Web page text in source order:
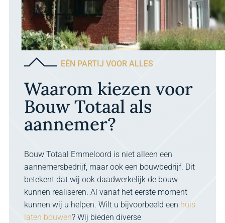
EÉN PARTIJ VOOR ALLES
Waarom kiezen voor
Bouw Totaal als
aannemer?
Bouw Totaal Emmeloord is niet alleen een
aannemersbedrijf, maar ook een bouwbedrijf. Dit
betekent dat wij ook daadwerkelijk de bouw
kunnen realiseren. Al vanaf het eerste moment
kunnen wij u helpen. Wilt u bijvoorbeeld een huis
laten bouwen? Wij bieden diverse